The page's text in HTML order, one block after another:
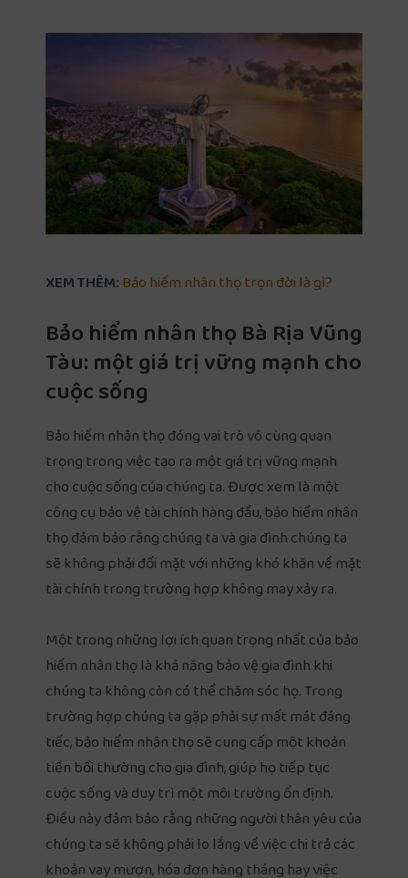
XEM THÊM:Bảo hiểm nhân thọ trọn đời là gì?
Bảo hiểm nhân thọ Bà Rịa Vũng
Tàu: một giá trị vững mạnh cho
cuộc sống
Bảo hiểm nhân thọ đóng vai trò vô cùng quan
trọng trong việc tạo ra một giá trị vững mạnh
cho cuộc sống của chúng ta. Được xem là một
công cụ bảo vệ tài chính hàng đầu, bảo hiểm nhân
thọ đảm bảo rằng chúng ta và gia đình chúng ta
sẽ không phải đối mặt với những khó khăn về mặt
tài chính trong trường hợp không may xảy ra.
Một trong những lợi ích quan trọng nhất của bảo
hiểm nhân thọ là khả năng bảo vệ gia đình khi
chúng ta không còn có thể chăm sóc họ. Trong
trường hợp chúng ta gặp phải sự mất mát đáng
tiếc, bảo hiểm nhân thọ sẽ cung cấp một khoản
tiền bồi thường cho gia đình, giúp họ tiếp tục
cuộc sống và duy trì một môi trường ổn định.
Điều này đảm bảo rằng những người thân yêu của
chúng ta sẽ không phải lo lắng về việc chi trả các
khoản vay mượn, hóa đơn hàng tháng hay việc